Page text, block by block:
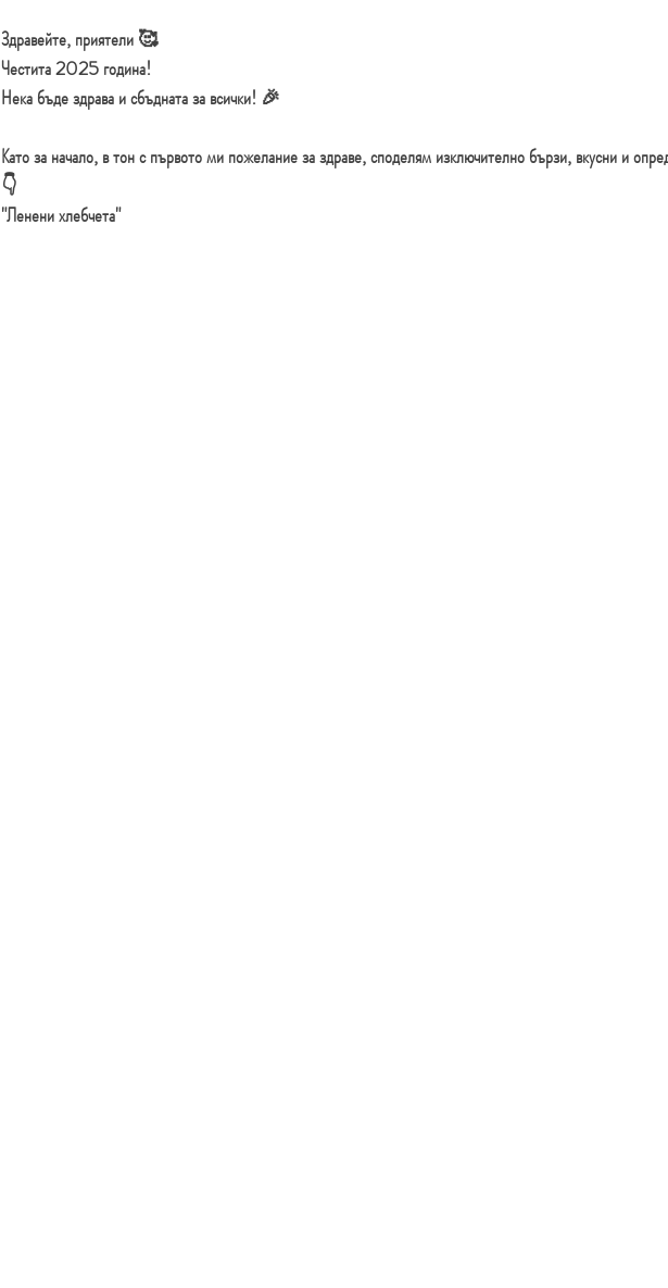
Здравейте, приятели 🥰
Честита2025година!
Нека бъде здрава и сбъдната за всички! 🎉
Като за начало, в тон с първото ми пожелание за здраве, споделям изключително бързи, вкусни и
👇
"Лененихлебчета"